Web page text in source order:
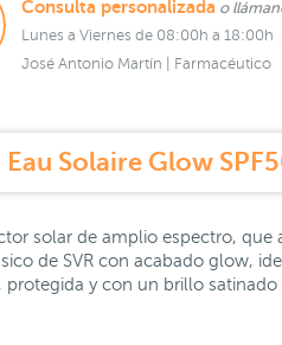
Consulta personalizada o
Lunes a Viernes de 08:00h a 18:00h
José Antonio Martín | Farmacéutico
Solaire Glow
solar de amplio espectro, que
de SVR con acabado glow,
y con un brillo